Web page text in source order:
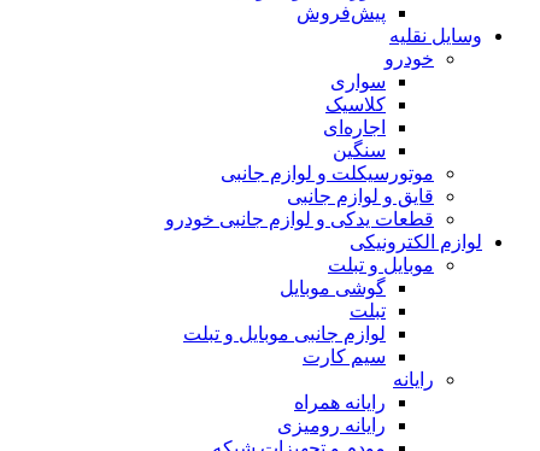
پیش‌فروش
وسایل نقلیه
خودرو
سواری
کلاسیک
اجاره‌ای
سنگین
موتورسیکلت و لوازم جانبی
قایق و لوازم جانبی
قطعات یدکی و لوازم جانبی خودرو
لوازم الکترونیکی
موبایل و تبلت
گوشی موبایل
تبلت
لوازم جانبی موبایل و تبلت
سیم کارت
رایانه
رایانه همراه
رایانه رومیزی